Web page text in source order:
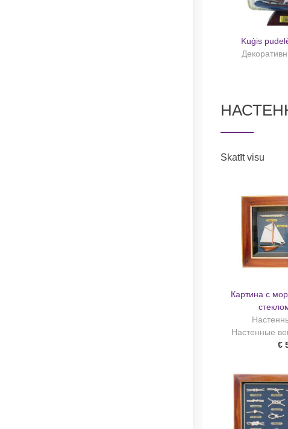
Kuģis
Skatīt visu
Картина с
Настенные
€